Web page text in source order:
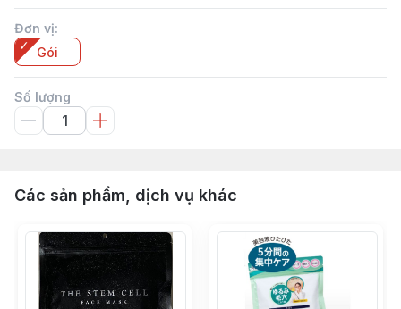
Đơn vị:
Gói
Số lượng
Các sản phẩm, dịch vụ khác